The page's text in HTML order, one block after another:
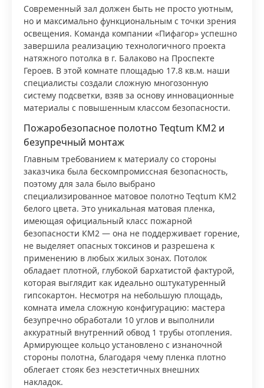
Современный зал должен быть не просто уютным,
но и максимально функциональным с точки зрения
освещения. Команда компании «Пифагор» успешно
завершила реализацию технологичного проекта
натяжного потолка в г. Балаково на Проспекте
Героев. В этой комнате площадью 17.8 кв.м. наши
специалисты создали сложную многозонную
систему подсветки, взяв за основу инновационные
материалы с повышенным классом безопасности.
Пожаробезопасное полотно Teqtum КМ2 и
безупречный монтаж
Главным требованием к материалу со стороны
заказчика была бескомпромиссная безопасность,
поэтому для зала было выбрано
специализированное матовое полотно Teqtum КМ2
белого цвета. Это уникальная матовая пленка,
имеющая официальный класс пожарной
безопасности КМ2 — она не поддерживает горение,
не выделяет опасных токсинов и разрешена к
применению в любых жилых зонах. Потолок
обладает плотной, глубокой бархатистой фактурой,
которая выглядит как идеально оштукатуренный
гипсокартон. Несмотря на небольшую площадь,
комната имела сложную конфигурацию: мастера
безупречно обработали 10 углов и выполнили
аккуратный внутренний обвод 1 трубы отопления.
Армирующее кольцо установлено с изнаночной
стороны полотна, благодаря чему пленка плотно
облегает стояк без неэстетичных внешних
накладок.